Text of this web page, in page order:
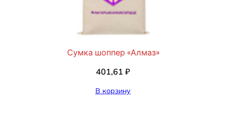
Сумка шоппер «Алмаз»
401,61 ₽
В корзину